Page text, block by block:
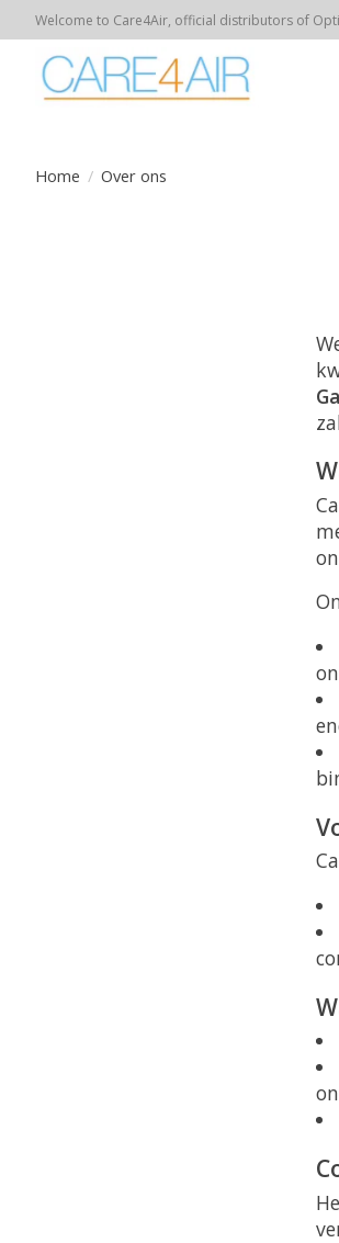
Welcome to Care4Air, official distributors of
Home / Over ons